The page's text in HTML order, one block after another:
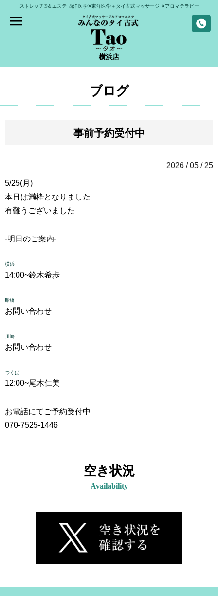
ストレッチ®＆エステ 西洋医学✕東洋医学＋タイ古式マッサージ ✕アロマテラピー
横浜店
ブログ
事前予約受付中
2026 / 05 / 25
5/25(月)
本日は満枠となりました
有難うございました
-明日のご案内-
横浜
14:00~鈴木希歩
船橋
お問い合わせ
川崎
お問い合わせ
つくば
12:00~尾木仁美
お電話にてご予約受付中
070-7525-1446
空き状況
Availability